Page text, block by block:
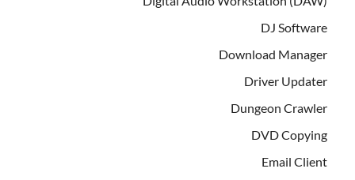
DJ Software
Download Manager
Driver Updater
Dungeon Crawler
DVD Copying
Email Client